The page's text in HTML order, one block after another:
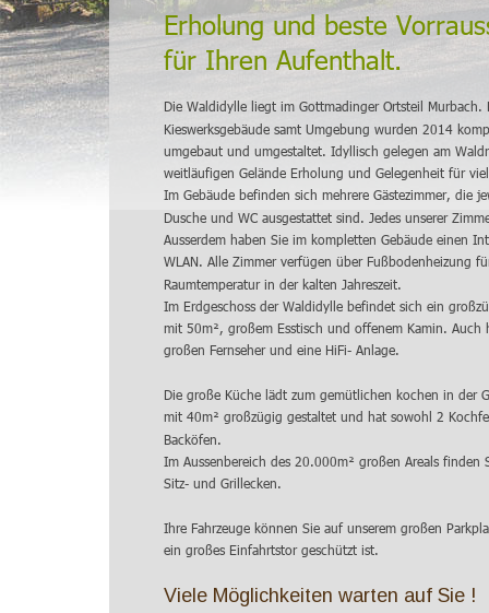
Erholung und beste
für Ihren Aufenthalt.
Die Waldidylle liegt im Gottmadinger Ortsteil Murbach.
Kieswerksgebäude samt Umgebung wurden 2014
umgebaut und umgestaltet. Idyllisch gelegen am
weitläufigen Gelände Erholung und Gelegenheit für
Im Gebäude befinden sich mehrere Gästezimmer, die
Dusche und WC ausgestattet sind. Jedes unserer
Ausserdem haben Sie im kompletten Gebäude einen
WLAN. Alle Zimmer verfügen über Fußbodenheizung
Raumtemperatur in der kalten Jahreszeit.
Im Erdgeschoss der Waldidylle befindet sich ein
mit 50m², großem Esstisch und offenem Kamin.
großen Fernseher und eine HiFi- Anlage.
Die große Küche lädt zum gemütlichen kochen in der
mit 40m² großzügig gestaltet und hat sowohl 2
Backöfen.
Im Aussenbereich des 20.000m² großen Areals
Sitz- und Grillecken.
Ihre Fahrzeuge können Sie auf unserem großen
ein großes Einfahrtstor geschützt ist.
Viele Möglichkeiten warten auf Sie !